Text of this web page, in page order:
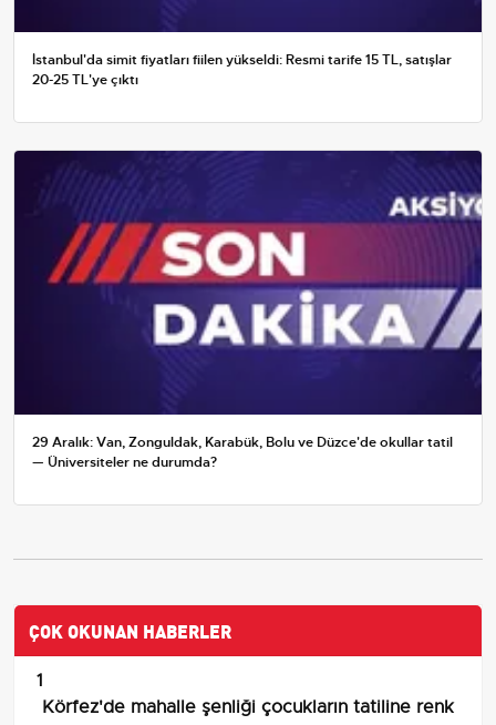
İstanbul'da simit fiyatları fiilen yükseldi: Resmi tarife 15 TL, satışlar
20-25 TL'ye çıktı
29 Aralık: Van, Zonguldak, Karabük, Bolu ve Düzce'de okullar tatil
— Üniversiteler ne durumda?
ÇOK OKUNAN HABERLER
1
Körfez'de mahalle şenliği çocukların tatiline renk